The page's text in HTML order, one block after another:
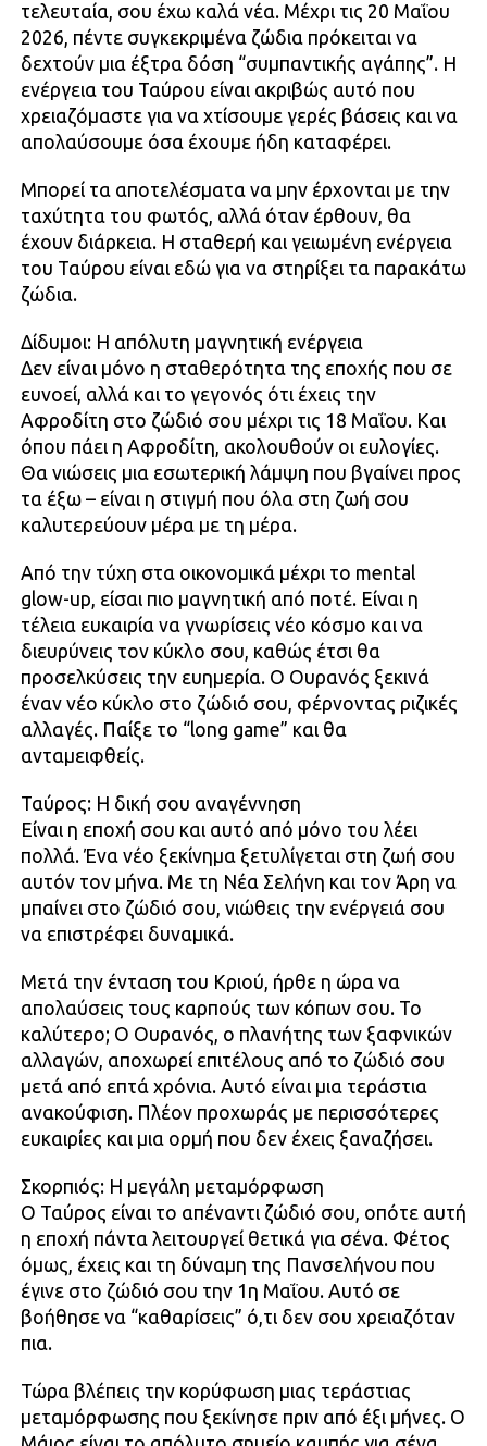
τελευταία, σου έχω καλά νέα. Μέχρι τις 20 Μαΐου
2026, πέντε συγκεκριμένα ζώδια πρόκειται να
δεχτούν μια έξτρα δόση “συμπαντικής αγάπης”. Η
ενέργεια του Ταύρου είναι ακριβώς αυτό που
χρειαζόμαστε για να χτίσουμε γερές βάσεις και να
απολαύσουμε όσα έχουμε ήδη καταφέρει.
Μπορεί τα αποτελέσματα να μην έρχονται με την
ταχύτητα του φωτός, αλλά όταν έρθουν, θα
έχουν διάρκεια. Η σταθερή και γειωμένη ενέργεια
του Ταύρου είναι εδώ για να στηρίξει τα παρακάτω
ζώδια.
Δίδυμοι: Η απόλυτη μαγνητική ενέργεια
Δεν είναι μόνο η σταθερότητα της εποχής που σε
ευνοεί, αλλά και το γεγονός ότι έχεις την
Αφροδίτη στο ζώδιό σου μέχρι τις 18 Μαΐου. Και
όπου πάει η Αφροδίτη, ακολουθούν οι ευλογίες.
Θα νιώσεις μια εσωτερική λάμψη που βγαίνει προς
τα έξω – είναι η στιγμή που όλα στη ζωή σου
καλυτερεύουν μέρα με τη μέρα.
Από την τύχη στα οικονομικά μέχρι το mental
glow-up, είσαι πιο μαγνητική από ποτέ. Είναι η
τέλεια ευκαιρία να γνωρίσεις νέο κόσμο και να
διευρύνεις τον κύκλο σου, καθώς έτσι θα
προσελκύσεις την ευημερία. Ο Ουρανός ξεκινά
έναν νέο κύκλο στο ζώδιό σου, φέρνοντας ριζικές
αλλαγές. Παίξε το “long game” και θα
ανταμειφθείς.
Ταύρος: Η δική σου αναγέννηση
Είναι η εποχή σου και αυτό από μόνο του λέει
πολλά. Ένα νέο ξεκίνημα ξετυλίγεται στη ζωή σου
αυτόν τον μήνα. Με τη Νέα Σελήνη και τον Άρη να
μπαίνει στο ζώδιό σου, νιώθεις την ενέργειά σου
να επιστρέφει δυναμικά.
Μετά την ένταση του Κριού, ήρθε η ώρα να
απολαύσεις τους καρπούς των κόπων σου. Το
καλύτερο; Ο Ουρανός, ο πλανήτης των ξαφνικών
αλλαγών, αποχωρεί επιτέλους από το ζώδιό σου
μετά από επτά χρόνια. Αυτό είναι μια τεράστια
ανακούφιση. Πλέον προχωράς με περισσότερες
ευκαιρίες και μια ορμή που δεν έχεις ξαναζήσει.
Σκορπιός: Η μεγάλη μεταμόρφωση
Ο Ταύρος είναι το απέναντι ζώδιό σου, οπότε αυτή
η εποχή πάντα λειτουργεί θετικά για σένα. Φέτος
όμως, έχεις και τη δύναμη της Πανσελήνου που
έγινε στο ζώδιό σου την 1η Μαΐου. Αυτό σε
βοήθησε να “καθαρίσεις” ό,τι δεν σου χρειαζόταν
πια.
Τώρα βλέπεις την κορύφωση μιας τεράστιας
μεταμόρφωσης που ξεκίνησε πριν από έξι μήνες. Ο